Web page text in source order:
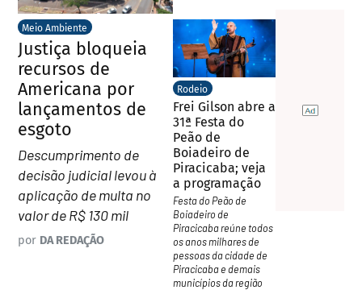
Meio Ambiente
Justiça bloqueia
recursos de
Americana por
lançamentos de
esgoto
Descumprimento de
decisão judicial levou à
aplicação de multa no
valor de R$ 130 mil
por DA REDAÇÃO
Rodeio
Frei Gilson abre a
31ª Festa do
Peão de
Boiadeiro de
Piracicaba; veja
a programação
Festa do Peão de
Boiadeiro de
Piracicaba reúne todos
os anos milhares de
pessoas da cidade de
Piracicaba e demais
municípios da região